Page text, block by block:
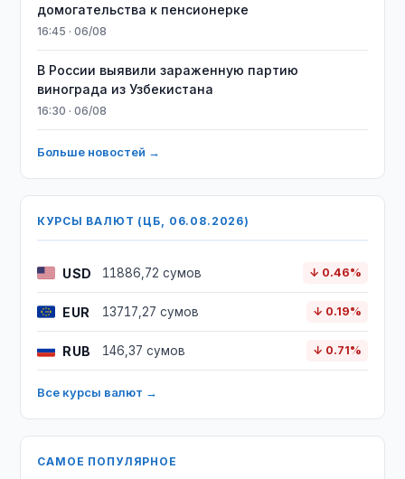
домогательства к пенсионерке
16:45 · 06/08
В России выявили зараженную партию
винограда из Узбекистана
16:30 · 06/08
Больше новостей →
КУРСЫ ВАЛЮТ (ЦБ, 06.08.2026)
USD 11886,72 сумов ↓ 0.46%
EUR 13717,27 сумов ↓ 0.19%
RUB 146,37 сумов ↓ 0.71%
Все курсы валют →
САМОЕ ПОПУЛЯРНОЕ